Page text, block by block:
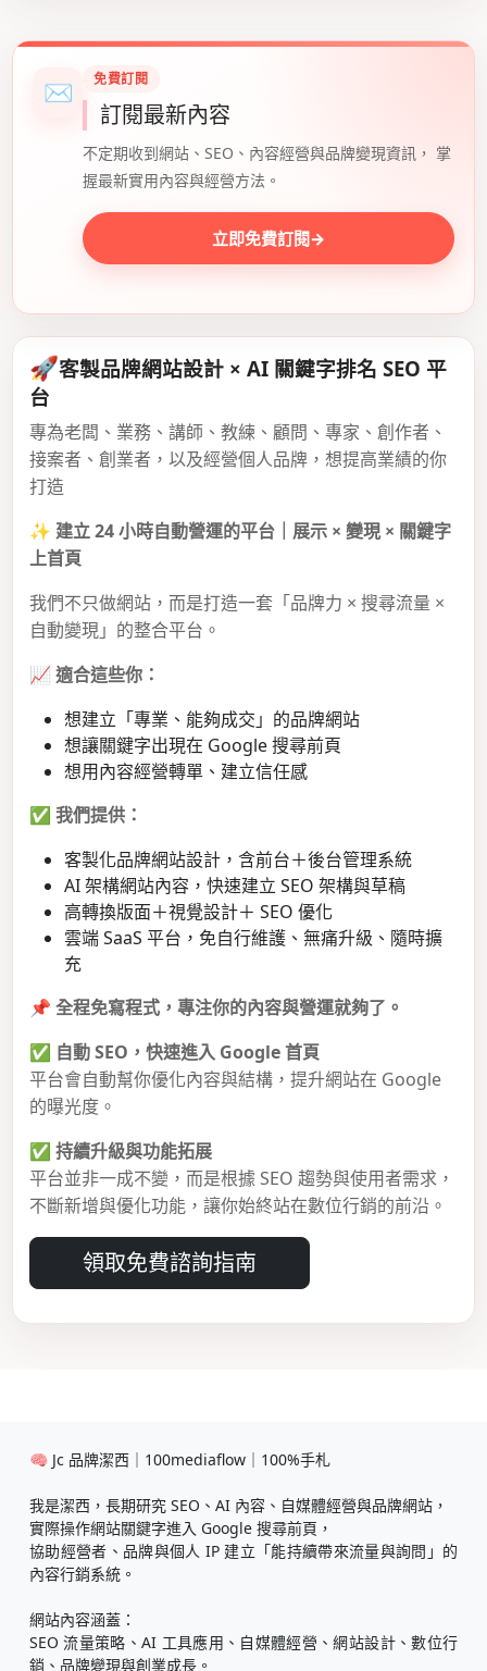
✉ 免費訂閱
訂閱最新內容
不定期收到網站、SEO、內容經營與品牌變現資訊， 掌
握最新實用內容與經營方法。
立即免費訂閱→
🚀客製品牌網站設計 × AI 關鍵字排名 SEO 平
台
專為老闆、業務、講師、教練、顧問、專家、創作者、
接案者、創業者，以及經營個人品牌，想提高業績的你
打造
✨ 建立 24 小時自動營運的平台｜展示 × 變現 × 關鍵字
上首頁
我們不只做網站，而是打造一套「品牌力 × 搜尋流量 ×
自動變現」的整合平台。
📈 適合這些你：
想建立「專業、能夠成交」的品牌網站
想讓關鍵字出現在 Google 搜尋前頁
想用內容經營轉單、建立信任感
✅ 我們提供：
客製化品牌網站設計，含前台＋後台管理系統
AI 架構網站內容，快速建立 SEO 架構與草稿
高轉換版面＋視覺設計＋ SEO 優化
雲端 SaaS 平台，免自行維護、無痛升級、隨時擴
充
📌 全程免寫程式，專注你的內容與營運就夠了。
✅ 自動 SEO，快速進入 Google 首頁
平台會自動幫你優化內容與結構，提升網站在 Google
的曝光度。
✅ 持續升級與功能拓展
平台並非一成不變，而是根據 SEO 趨勢與使用者需求，
不斷新增與優化功能，讓你始終站在數位行銷的前沿。
領取免費諮詢指南
🧠 Jc 品牌潔西｜100mediaflow｜100%手札
我是潔西，長期研究 SEO、AI 內容、自媒體經營與品牌網站，
實際操作網站關鍵字進入 Google 搜尋前頁，
協助經營者、品牌與個人 IP 建立「能持續帶來流量與詢問」的
內容行銷系統。
網站內容涵蓋：
SEO 流量策略、AI 工具應用、自媒體經營、網站設計、數位行
銷、品牌變現與創業成長。